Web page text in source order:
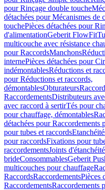
pour Rinçage double touche
détachées pour Mécanismes de
touchePièces détachées pour
d'alimentationGeberit FlowFit
multicouche avec résistance
pour RaccordsManchons
internePièces détachées pour
indémontablesRéductions et
pour Réductions et raccords,
démontablesObturateurs
RaccordementsDistributeurs
avec raccord à sertirTés pour
pour chauffage, démontables
détachées pour Raccordements
pour tubes et raccords
pour raccordsFixations pour
raccordementsJoints d'étanchéité
brideConsommablesGeberit
multicouches pour chauffage
RaccordsRaccordementsPièces
RaccordementsRaccordements